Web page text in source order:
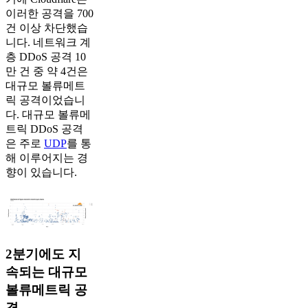
이러한 공격을 700
건 이상 차단했습
니다. 네트워크 계
층 DDoS 공격 10
만 건 중 약 4건은
대규모 볼류메트
릭 공격이었습니
다. 대규모 볼류메
트릭 DDoS 공격
은 주로 UDP를 통
해 이루어지는 경
향이 있습니다.
2분기에도 지
속되는 대규모
볼류메트릭 공